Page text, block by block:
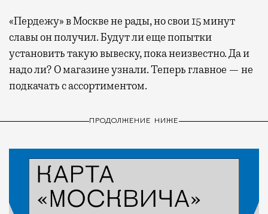
«Пердежу» в Москве не рады, но свои 15 минут
славы он получил. Будут ли еще попытки
установить такую вывеску, пока неизвестно. Да и
надо ли? О магазине узнали. Теперь главное — не
подкачать с ассортиментом.
ПРОДОЛЖЕНИЕ НИЖЕ